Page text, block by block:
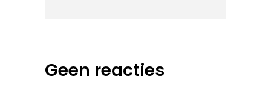
Geen reacties